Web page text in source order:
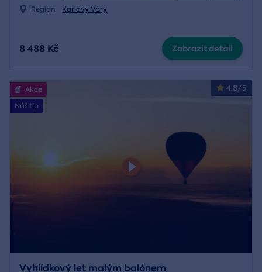
Region: Karlovy Vary
8 488 Kč Zobrazit detail
4.8/5
Akce
Náš tip
Vyhlídkový let malým balónem